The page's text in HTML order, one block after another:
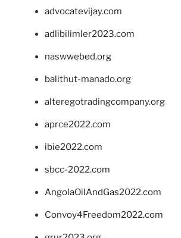
advocatevijay.com
adlibilimler2023.com
naswwebed.org
balithut-manado.org
alteregotradingcompany.org
aprce2022.com
ibie2022.com
sbcc-2022.com
AngolaOilAndGas2022.com
Convoy4Freedom2022.com